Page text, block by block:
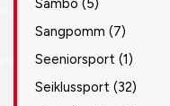
Sambo (5)
Sangpomm (7)
Seeniorsport (1)
Seiklussport (32)